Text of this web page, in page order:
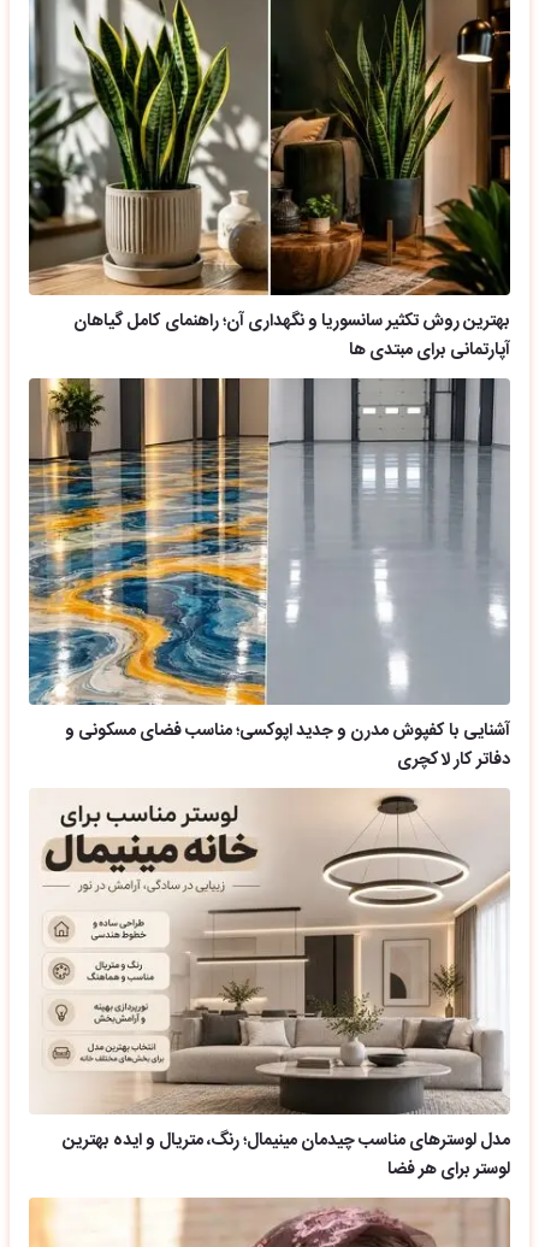
بهترین روش تکثیر سانسوریا و نگهداری آن؛ راهنمای کامل گیاهان
آپارتمانی برای مبتدی ها
آشنایی با کفپوش مدرن و جدید اپوکسی؛ مناسب فضای مسکونی و
دفاتر کار لاکچری
مدل لوسترهای مناسب چیدمان مینیمال؛ رنگ، متریال و ایده بهترین
لوستر برای هر فضا